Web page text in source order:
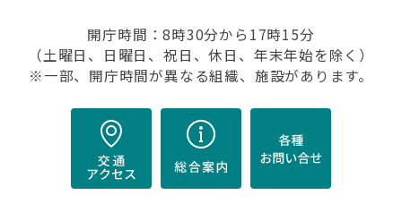
開庁時間：8時30分から17時15分
（土曜日、日曜日、祝日、休日、年末年始を除く）
※一部、開庁時間が異なる組織、施設があります。